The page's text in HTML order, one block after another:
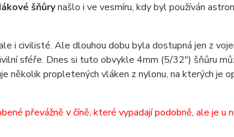
šňůrynašlo i ve vesmíru, kdy byl používán
i civilisté. Ale dlouhou dobu byla dostupná jen z
sféře. Dnes si tuto obvykle 4mm (5/32") šňůru
několik propletených vláken z nylonu, na kterých je
převážně v číně, které vypadají podobně, ale je u